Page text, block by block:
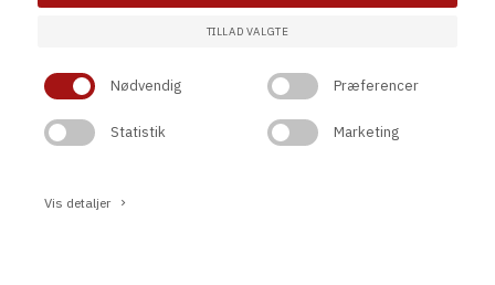
TILLAD VALGTE
Nødvendig Præferencer
Statistik Marketing
Vis detaljer keyboard_arrow_right